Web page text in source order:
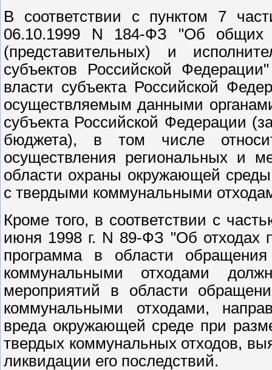
В соответствии с пунктом 7
06.10.1999 N 184-ФЗ "Об общих
(представительных) и
субъектов Российской
власти субъекта Российской
осуществляемым данными
субъекта Российской Федерации
бюджета), в том числе
осуществления региональных и
области охраны окружающей
с твердыми коммунальными
Кроме того, в соответствии с
июня 1998 г. N 89-ФЗ "Об отходах
программа в области
коммунальными отходами
мероприятий в области
коммунальными отходами,
вреда окружающей среде при
твердых коммунальных отходов,
ликвидации его последствий.